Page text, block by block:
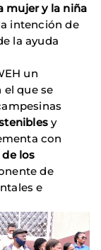
mujer y la niña
intención de
la ayuda
un
el que se
y
con
los
de
e